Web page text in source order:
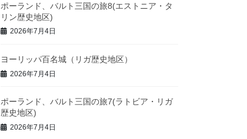
ポーランド、バルト三国の旅8(エストニア・タ
リン歴史地区)
2026年7月4日
ヨーリッパ百名城（リガ歴史地区）
2026年7月4日
ポーランド、バルト三国の旅7(ラトビア・リガ
歴史地区)
2026年7月4日